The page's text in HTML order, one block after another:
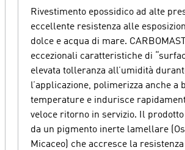
Rivestimento epossidico ad alte
eccellente resistenza alle
dolce e acqua di mare.
eccezionali caratteristiche di
elevata tolleranza all’umidità
l’applicazione, polimerizza anche a
temperature e indurisce
veloce ritorno in servizio. Il
da un pigmento inerte lamellare
Micaceo) che accresce la